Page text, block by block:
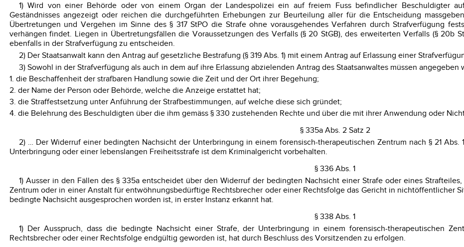
1) Wird von einer Behörde oder von einem Organ der Landespolizei ein auf freiem Fuss befindlicher Beschuldigter
Geständnisses angezeigt oder reichen die durchgeführten Erhebungen zur Beurteilung aller für die Entscheidung
Übertretungen und Vergehen im Sinne des § 317 StPO die Strafe ohne vorausgehendes Verfahren durch Strafverfügung
verhängen findet. Liegen in Übertretungsfällen die Voraussetzungen des Verfalls (§ 20 StGB), des erweiterten Verfalls (§ 20b
ebenfalls in der Strafverfügung zu entscheiden.
2) Der Staatsanwalt kann den Antrag auf gesetzliche Bestrafung (§ 319 Abs. 1) mit einem Antrag auf Erlassung einer
3) Sowohl in der Strafverfügung als auch in dem auf ihre Erlassung abzielenden Antrag des Staatsanwaltes müssen angegeben
1. die Beschaffenheit der strafbaren Handlung sowie die Zeit und der Ort ihrer Begehung;
2. der Name der Person oder Behörde, welche die Anzeige erstattet hat;
3. die Straffestsetzung unter Anführung der Strafbestimmungen, auf welche diese sich gründet;
4. die Belehrung des Beschuldigten über die ihm gemäss § 330 zustehenden Rechte und über die mit ihrer Anwendung oder
§ 335a Abs. 2 Satz 2
2) … Der Widerruf einer bedingten Nachsicht der Unterbringung in einem forensisch-therapeutischen Zentrum nach § 21 Abs.
Unterbringung oder einer lebenslangen Freiheitsstrafe ist dem Kriminalgericht vorbehalten.
§ 336 Abs. 1
1) Ausser in den Fällen des § 335a entscheidet über den Widerruf der bedingten Nachsicht einer Strafe oder eines
Zentrum oder in einer Anstalt für entwöhnungsbedürftige Rechtsbrecher oder einer Rechtsfolge das Gericht in nichtöffentlicher
bedingte Nachsicht ausgesprochen worden ist, in erster Instanz erkannt hat.
§ 338 Abs. 1
1) Der Ausspruch, dass die bedingte Nachsicht einer Strafe, der Unterbringung in einem forensisch-therapeutischen
Rechtsbrecher oder einer Rechtsfolge endgültig geworden ist, hat durch Beschluss des Vorsitzenden zu erfolgen.